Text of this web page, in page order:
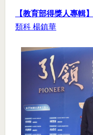
【教育部得獎人專輯】
類科 楊鎮華